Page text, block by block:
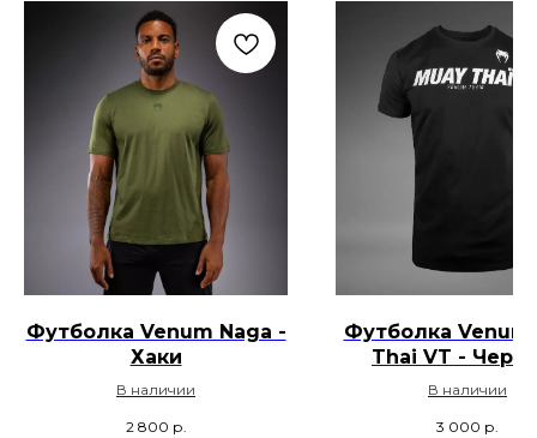
Футболка Venum Naga -
Хаки
В наличии
2 800 р.
Футболка Venum
Thai VT -
Белый
В наличии
3 000 р.